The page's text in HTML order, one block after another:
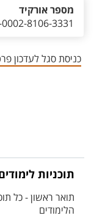
8106-3331
מספר אורקיד
כניסת סגל לעדכון
תוכניות
תואר ראשון - כל
הלימודים